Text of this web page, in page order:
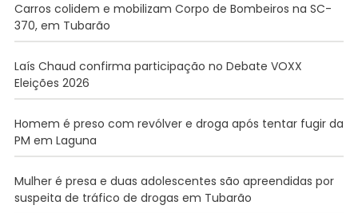
Carros colidem e mobilizam Corpo de Bombeiros na SC-
370, em Tubarão
Laís Chaud confirma participação no Debate VOXX
Eleições 2026
Homem é preso com revólver e droga após tentar fugir da
PM em Laguna
Mulher é presa e duas adolescentes são apreendidas por
suspeita de tráfico de drogas em Tubarão